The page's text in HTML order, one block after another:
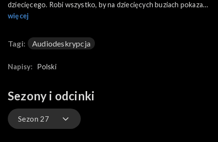
dziecięcego. Robi wszystko, by na dziecięcych buziach pokazał
się uśmiech. Pewnego dnia nie wraca do klasztoru.
przybywa ekipa sandomierskiej policji. Funkcjonariusze
stwierdzają, że młoda zakonnica została uduszona! Paruzel
do końca do siebie pasują...
więcej
Tagi: Audiodeskrypcja
Napisy: Polski
Sezony i odcinki
Sezon 27